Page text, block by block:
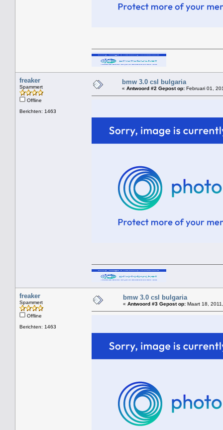
freaker
Spammert
Offline
Berichten: 1463
bmw 3.0 csl bulgaria
« Antwoord #2 Gepost op: Februari 01,
freaker
Spammert
Offline
Berichten: 1463
bmw 3.0 csl bulgaria
« Antwoord #3 Gepost op: Maart 18,